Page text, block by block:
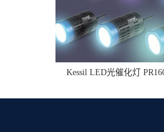
Kessil LED光催化灯